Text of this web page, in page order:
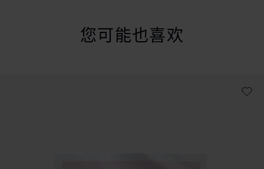
您可能也喜欢